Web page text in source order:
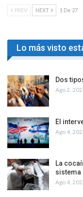
PREV NEXT 1 De 27
Lo más visto
Dos
Ago 2,
El
Ago 4,
La
sistema
Ago 4,